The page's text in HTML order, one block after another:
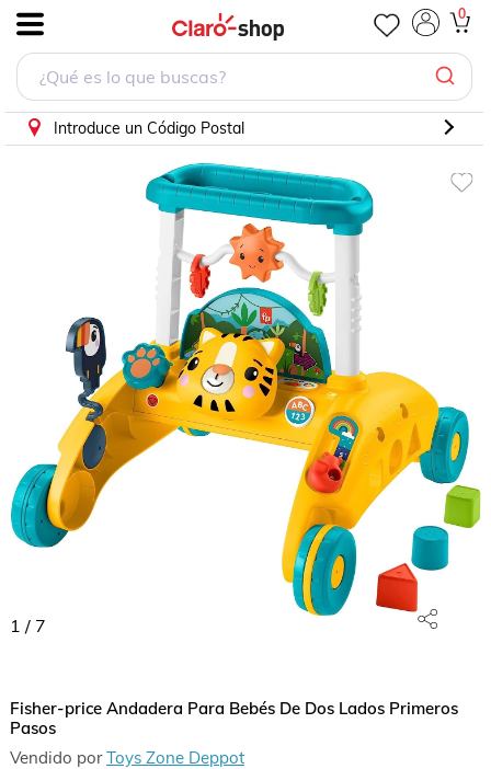
0
Introduce un Código Postal
1 / 7
Fisher-price Andadera Para Bebés De Dos Lados Primeros
Pasos
Vendido porToys Zone Deppot